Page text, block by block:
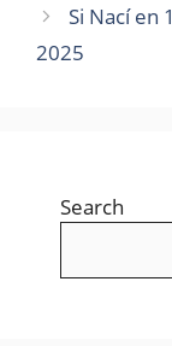
Si Nací en
2025
Search